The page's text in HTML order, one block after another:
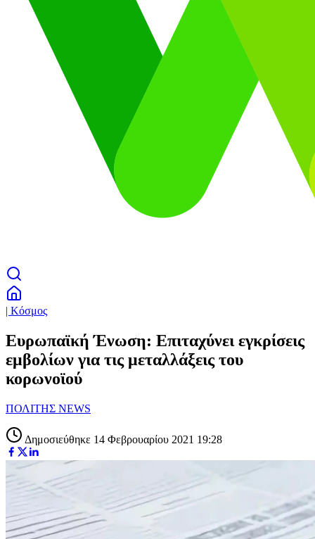
| Κόσμος
Ευρωπαϊκή Ένωση: Επιταχύνει εγκρίσεις
εμβολίων για τις μεταλλάξεις του
κορωνοϊού
ΠΟΛΙΤΗΣ NEWS
Δημοσιεύθηκε 14 Φεβρουαρίου 2021 19:28